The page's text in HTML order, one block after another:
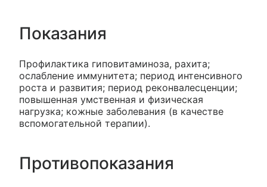
Показания
Профилактика гиповитаминоза, рахита;
ослабление иммунитета; период интенсивного
роста и развития; период реконвалесценции;
повышенная умственная и физическая
нагрузка; кожные заболевания (в качестве
вспомогательной терапии).
Противопоказания